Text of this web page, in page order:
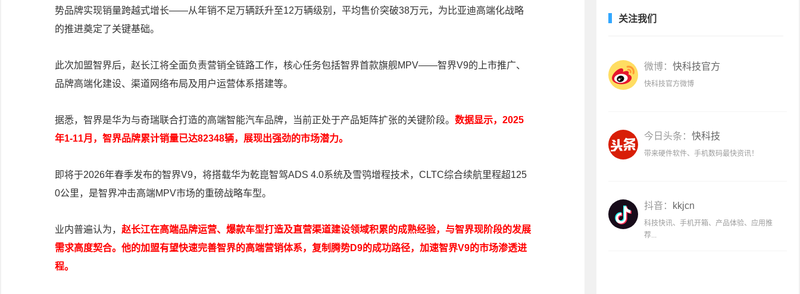
势品牌实现销量跨越式增长——从年销不足万辆跃升至12万辆级别，平均售价突破38万元，为比亚迪高端化战略
的推进奠定了关键基础。
此次加盟智界后，赵长江将全面负责营销全链路工作，核心任务包括智界首款旗舰MPV——智界V9的上市推广、
品牌高端化建设、渠道网络布局及用户运营体系搭建等。
据悉，智界是华为与奇瑞联合打造的高端智能汽车品牌，当前正处于产品矩阵扩张的关键阶段。 数据显示，2025
年1-11月，智界品牌累计销量已达82348辆，展现出强劲的市场潜力。
即将于2026年春季发布的智界V9，将搭载华为乾崑智驾ADS 4.0系统及雪鸮增程技术，CLTC综合续航里程超125
0公里，是智界冲击高端MPV市场的重磅战略车型。
业内普遍认为， 赵长江在高端品牌运营、爆款车型打造及直营渠道建设领域积累的成熟经验，与智界现阶段的发展
需求高度契合。他的加盟有望快速完善智界的高端营销体系，复制腾势D9的成功路径，加速智界V9的市场渗透进
程。
关注我们
微博： 快科技官方
快科技官方微博
今日头条： 快科技
带来硬件软件、手机数码最快资讯！
抖音： kkjcn
科技快讯、手机开箱、产品体验、应用推
荐...